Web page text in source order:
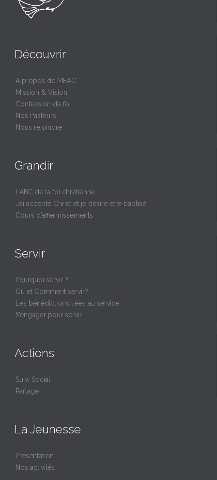
Découvrir
A propos de MEAC
Mission & Vision
Confession de foi
Nos Pasteurs
Nous rejoindre
Grandir
L’ABC de la foi chrétienne
J’ai accepté Christ et je désire être baptisé
Cours d’affermissements
Servir
Pourquoi servir ?
Où et Comment servir?
Les bénédictions liées au service
S’engager pour servir
Actions
Suivi Social
Partage
La Jeunesse
Présentation
Nos activités